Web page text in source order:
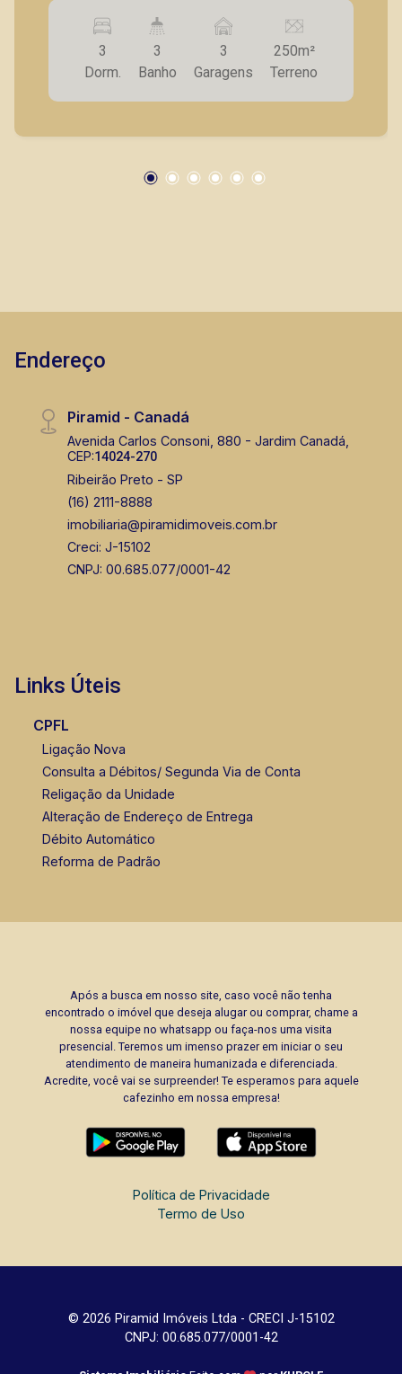
em led; - Salão principal com ar condicionado; -
03 quartos amplos com armários, sendo 01
suíte; - Ar condicionado; - Cozinha com armários;
- Quarto de serviço com banheiro; - Corredor
lateral com acesso a garagem. - 03 vagas
objetivo atender seus clientes com agilidade e
prontos, usados ou mesmo nos principais
3
Dorm.
3
Banho
3
Garagens
250m²
Terreno
Endereço
Piramid - Canadá
Avenida Carlos Consoni, 880 - Jardim Canadá,
CEP:14024-270
Ribeirão Preto - SP
(16) 2111-8888
imobiliaria@piramidimoveis.com.br
Creci: J-15102
CNPJ: 00.685.077/0001-42
Links Úteis
CPFL
Ligação Nova
Consulta a Débitos/ Segunda Via de Conta
Religação da Unidade
Alteração de Endereço de Entrega
Débito Automático
Reforma de Padrão
Após a busca em nosso site, caso você não tenha
encontrado o imóvel que deseja alugar ou comprar, chame a
nossa equipe no whatsapp ou faça-nos uma visita
presencial. Teremos um imenso prazer em iniciar o seu
atendimento de maneira humanizada e diferenciada.
Acredite, você vai se surpreender! Te esperamos para aquele
cafezinho em nossa empresa!
Política de Privacidade
Termo de Uso
© 2026 Piramid Imóveis Ltda - CRECI J-15102
CNPJ: 00.685.077/0001-42